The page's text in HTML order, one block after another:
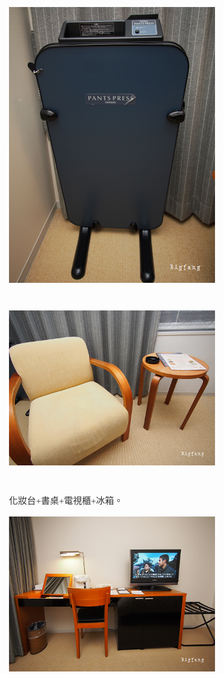
化妝台+書桌+電視櫃+冰箱。